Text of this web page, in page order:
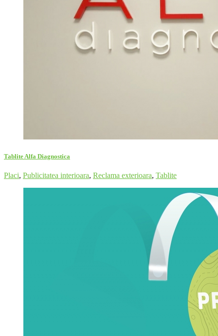
Tablite Alfa Diagnostica
Placi, Publicitatea interioara, Reclama exterioara, Tablite